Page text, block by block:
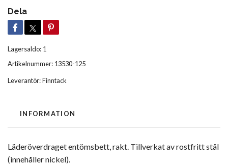
Dela
Lagersaldo: 1
Artikelnummer: 13530-125
Leverantör:Finntack
INFORMATION
Läderöverdraget entömsbett, rakt. Tillverkat av rostfritt stål
(innehåller nickel).